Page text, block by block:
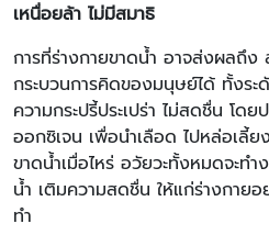
เหนื่อยล้า ไม่มีสมาธิ
การที่ร่างกายขาดน้ำ อาจส่งผล
กระบวนการคิดของมนุษย์ได้ ทั้งร
ความกระปรี้ประเปร่า ไม่สดชื่น โด
ออกซิเจน เพื่อนำเลือด ไปหล่อเลี้ย
ขาดน้ำเมื่อไหร่ อวัยวะทั้งหมดจะท
น้ำ เติมความสดชื่น ให้แก่ร่างกาย
ทำ